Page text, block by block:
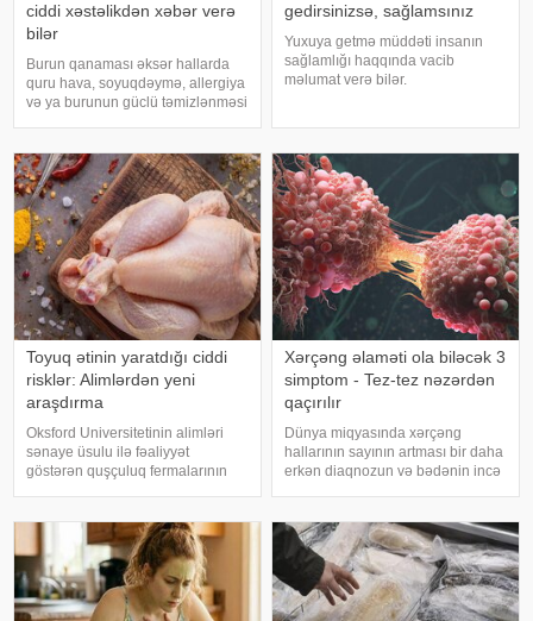
ciddi xəstəlikdən xəbər verə
bilər
Burun qanaması əksər hallarda
quru hava, soyuqdəymə, allergiya
və ya burunun güclü təmizlənməsi
tez-tez təkrarlanır, çox olursa və
ya çətin dayanırsa, mütlə
gedirsinizsə, sağlamsınız
Yuxuya getmə müddəti insanın
sağlamlığı haqqında vacib
məlumat verə bilər.
üzrə mütəxəssis Mişel Drerupun
sözlərinə görə
Toyuq ətinin yaratdığı ciddi
risklər: Alimlərdən yeni
araşdırma
Oksford Universitetinin alimləri
sənaye üsulu ilə fəaliyyət
göstərən quşçuluq fermalarının
biləcəyini bildiriblər. xəbər verir ki,
araşdırma zamanı son 45 i
Xərçəng əlaməti ola biləcək 3
simptom - Tez-tez nəzərdən
qaçırılır
Dünya miqyasında xərçəng
hallarının sayının artması bir daha
erkən diaqnozun və bədənin incə
vurğulayır. Məşhur inancın əksinə
olaraq, xərçəng növləri həmişə